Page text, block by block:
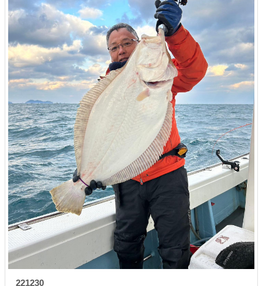
221230